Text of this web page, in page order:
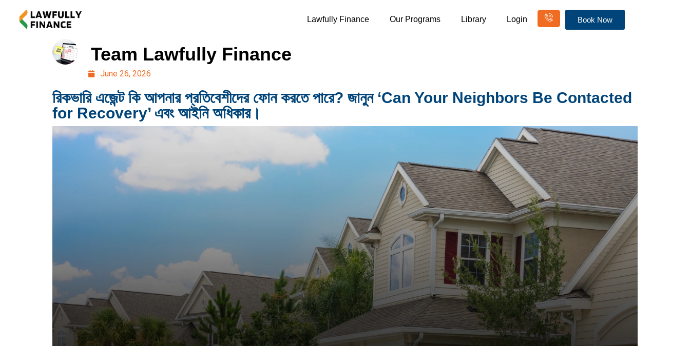
Lawfully Finance Our Programs Library Login Book Now
Team Lawfully Finance
June 26, 2026
রিকভারি এজেন্ট কি আপনার প্রতিবেশীদের ফোন করতে পারে? জানুন ‘Can Your Neighbors Be Contacted
for Recovery’ এবং আইনি অধিকার।